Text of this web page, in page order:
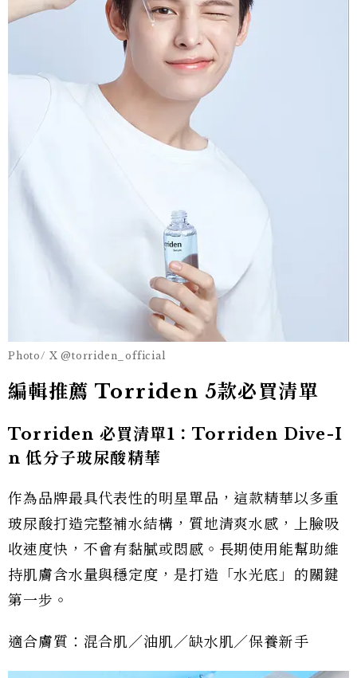
Photo/ X @torriden_official
編輯推薦 Torriden 5款必買清單
Torriden 必買清單1：Torriden Dive-I
n 低分子玻尿酸精華
作為品牌最具代表性的明星單品，這款精華以多重
玻尿酸打造完整補水結構，質地清爽水感，上臉吸
收速度快，不會有黏膩或悶感。長期使用能幫助維
持肌膚含水量與穩定度，是打造「水光底」的關鍵
第一步。
適合膚質：混合肌／油肌／缺水肌／保養新手